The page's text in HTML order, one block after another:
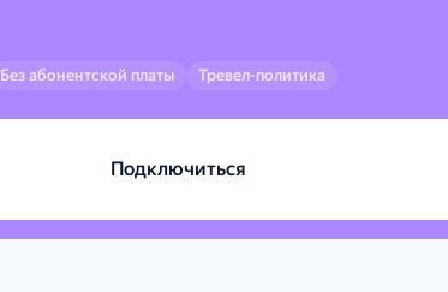
Без абонентской платы Тревел-политика
Подключиться